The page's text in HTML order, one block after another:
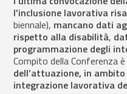
l’inclusione lavorativa
biennale), mancano dati
rispetto alla disabilità,
programmazione degli
Compito della Conferenza
dell’attuazione, in
integrazione lavorativa